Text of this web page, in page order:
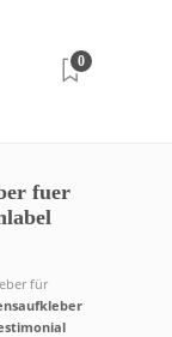
0
fuer
für